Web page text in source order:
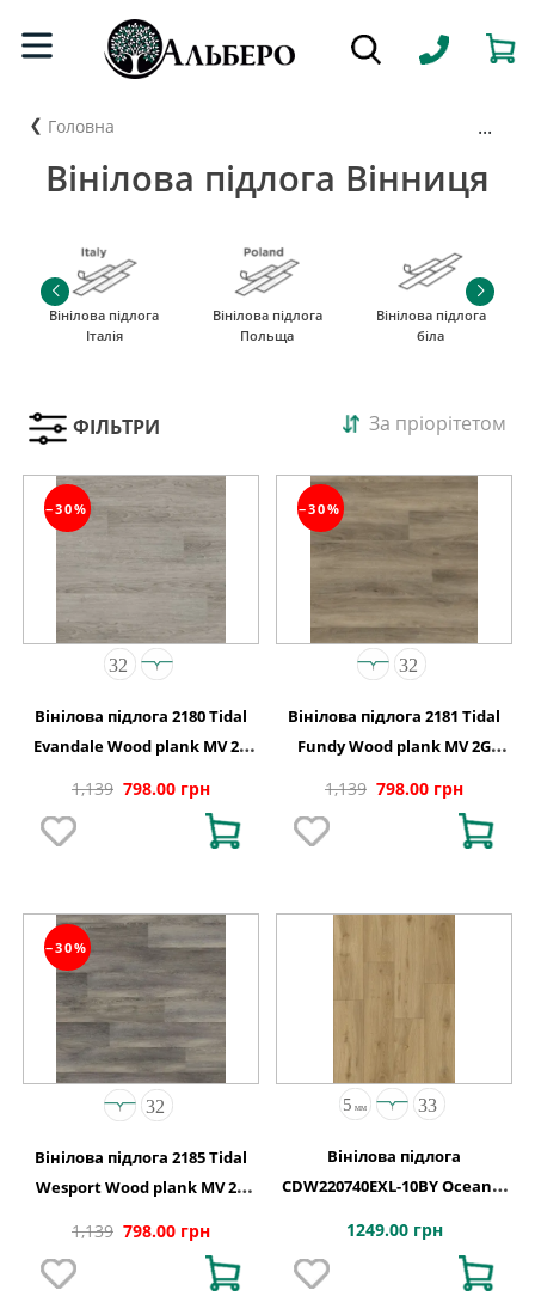
Головна ...
Вінілова підлога Вінниця
Вінілова підлога
Італія
Вінілова підлога
Польща
Вінілова підлога
біла
ФІЛЬТРИ За пріорітетом
−30%
Вінілова підлога 2180 Tidal
Evandale Wood plank MV 2G
1,139 798.00 грн
−30%
Вінілова підлога 2181 Tidal
Fundy Wood plank MV 2G
1,139 798.00 грн
−30%
Вінілова підлога 2185 Tidal
Wesport Wood plank MV 2G
1,139 798.00 грн
Вінілова підлога
CDW220740EXL-10BY Oceania
1220x180x5
1249.00 грн